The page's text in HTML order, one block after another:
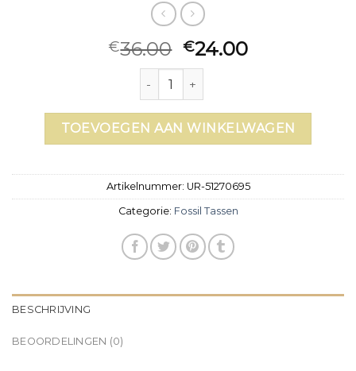
€36.00 €24.00
fossil tassen aantal
TOEVOEGEN AAN WINKELWAGEN
Artikelnummer: UR-51270695
Categorie: Fossil Tassen
BESCHRIJVING
BEOORDELINGEN (0)